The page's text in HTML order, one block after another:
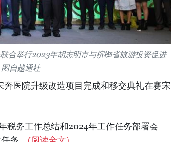
合举行2023年胡志明市与槟椥省旅游投资促进
图自越通社
奔医院升级改造项目完成和移交典礼在赛宋
税务工作总结和2024年工作任务部署会
务。 (阅读全文)